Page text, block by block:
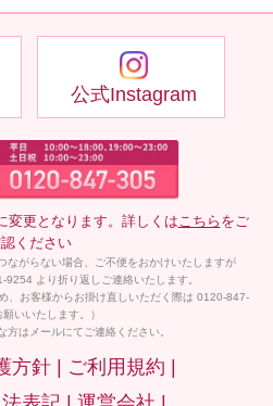
公式Instagram
変更となります。詳しくは こちら をご
ください
がらない場合、ご不便をおかけいたしますが
より折り返しご連絡いたします。
、お客様からお掛け直しいただく際は 0120-847-
いいたします。）
方はメールにてご連絡ください。
方針 | ご利用規約 |